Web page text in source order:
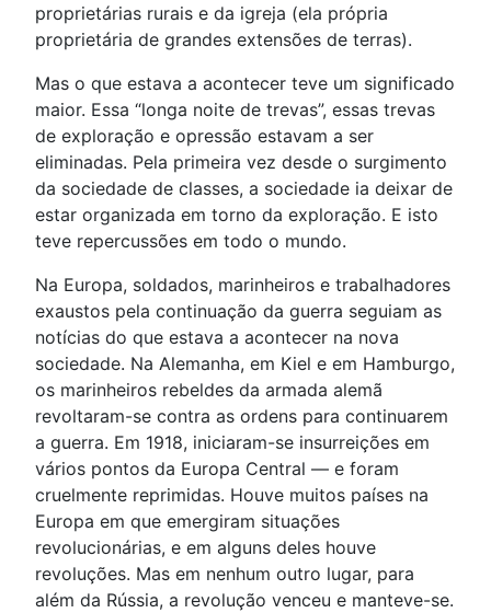
proprietárias rurais e da igreja (ela própria
proprietária de grandes extensões de terras).
Mas o que estava a acontecer teve um significado
maior. Essa “longa noite de trevas”, essas trevas
de exploração e opressão estavam a ser
eliminadas. Pela primeira vez desde o surgimento
da sociedade de classes, a sociedade ia deixar de
estar organizada em torno da exploração. E isto
teve repercussões em todo o mundo.
Na Europa, soldados, marinheiros e trabalhadores
exaustos pela continuação da guerra seguiam as
notícias do que estava a acontecer na nova
sociedade. Na Alemanha, em Kiel e em Hamburgo,
os marinheiros rebeldes da armada alemã
revoltaram-se contra as ordens para continuarem
a guerra. Em 1918, iniciaram-se insurreições em
vários pontos da Europa Central — e foram
cruelmente reprimidas. Houve muitos países na
Europa em que emergiram situações
revolucionárias, e em alguns deles houve
revoluções. Mas em nenhum outro lugar, para
além da Rússia, a revolução venceu e manteve-se.